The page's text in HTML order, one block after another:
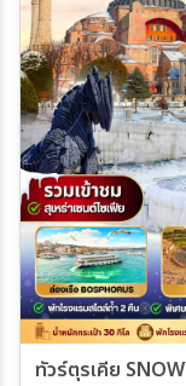
เมือง
สายการบิน
ตั้งแต่วันที่
ถึงวันที่
ทัวร์ตุรเคีย